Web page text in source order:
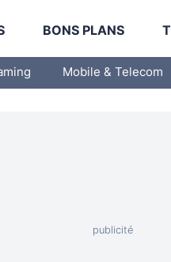
BONS PLANS
Mobile & Telecom